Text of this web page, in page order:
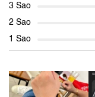
3 Sao
2 Sao
1 Sao